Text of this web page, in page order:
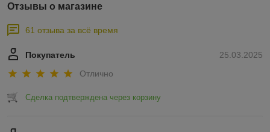
Отзывы о магазине
61 отзыва за всё время
25.03.2025
Покупатель
Отлично
Сделка подтверждена через корзину